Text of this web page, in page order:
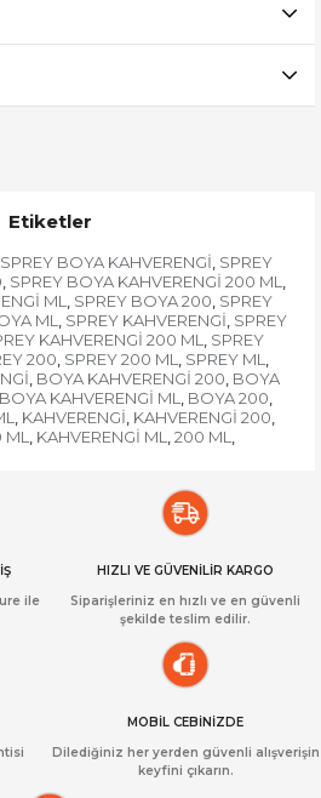
Etiketler
SPREY BOYA KAHVERENGİ SPREY
SPREY BOYA KAHVERENGİ 200 ML
ML SPREY BOYA 200 SPREY
ML SPREY KAHVERENGİ SPREY
KAHVERENGİ 200 ML
SPREY
200 SPREY 200 ML SPREY ML
BOYA KAHVERENGİ 200 BOYA
BOYA KAHVERENGİ ML BOYA 200
KAHVERENGİ KAHVERENGİ 200
KAHVERENGİ ML 200 ML
ile
HIZLI VE GÜVENİLİR KARGO
Siparişleriniz en hızlı ve en güvenli
şekilde teslim edilir.
MOBİL CEBİNİZDE
Dilediğiniz her yerden güvenli alışverişin
keyfini çıkarın.